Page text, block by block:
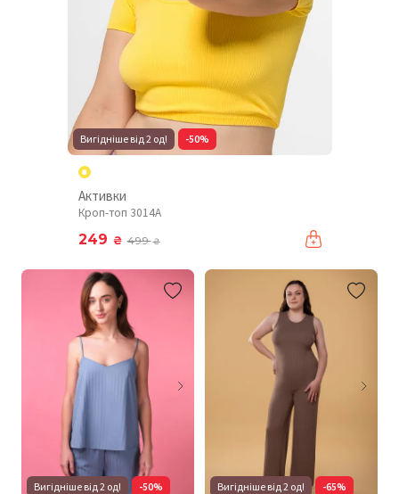
Вигідніше від 2 од! -50%
Активки
Кроп-топ 3014A
249 ₴ 499₴
Вигідніше від 2 од! -50% Вигідніше від 2 од! -65%